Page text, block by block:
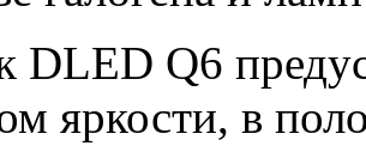
DLED Q6
яркости, в